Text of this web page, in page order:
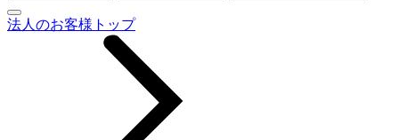
法人のお客様トップ